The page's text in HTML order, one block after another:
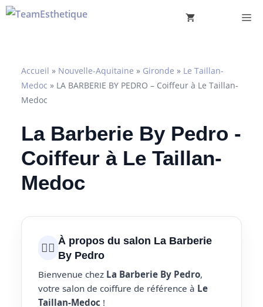
Aller
Accueil » Nouvelle-Aquitaine » Gironde » Le Taillan-
Medoc » LA BARBERIE BY PEDRO – Coiffeur à Le Taillan-
Medoc
La Barberie By Pedro -
Coiffeur à Le Taillan-
Medoc
💇‍♀️ À propos du salon La Barberie
By Pedro
Bienvenue chez La Barberie By Pedro,
votre salon de coiffure de référence à Le
Taillan-Medoc !